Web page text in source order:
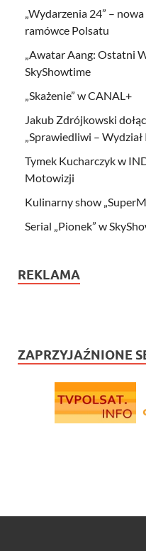
„Wydarzenia 24” –
ramówce Polsatu
„Awatar Aang: Ostatni
SkyShowtime
„Skażenie” w CANAL+
Jakub Zdrójkowski
„Sprawiedliwi –
Tymek Kucharczyk w
Motowizji
Kulinarny show
Serial „Pionek” w
REKLAMA
ZAPRZYJAŹNIONE